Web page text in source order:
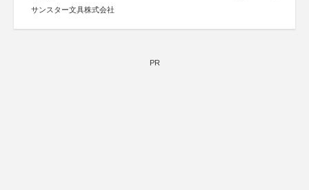
サンスター文具株式会社
PR